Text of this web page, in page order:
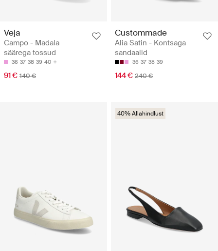
Veja
Campo - Madala
säärega tossud
36 37 38 39 40
91 € 140 €
Custommade
Alia Satin - Kontsaga
sandaalid
36 37 38 39
144 € 240 €
40% Allahindlust